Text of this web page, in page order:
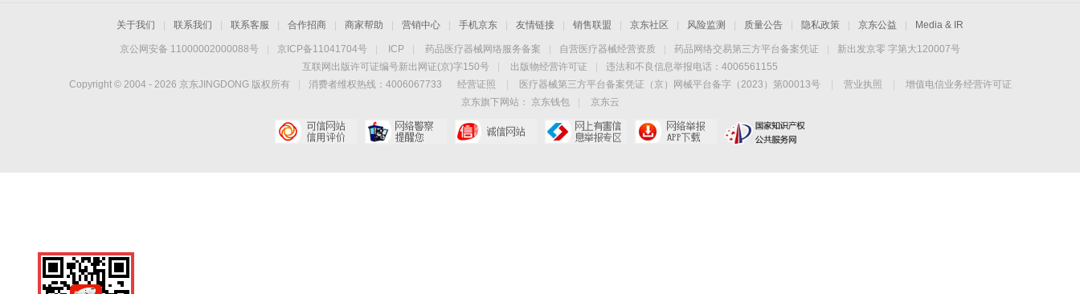
关于我们 联系我们 联系客服 合作招商 商家帮助 营销中心 手机京东 友情链接 销售联盟 京东社区 风险监测 质量公告 隐私政策 京东公益 Media & IR
京公网安备 11000002000088号 京ICP备11041704号 ICP 药品医疗器械网络服务备案 自营医疗器械经营资质 药品网络交易第三方平台备案凭证
新出发京零 字第大120007号
互联网出版许可证编号新出网证(京)字150号
出版物经营许可证
违法和不良信息举报电话：4006561155
Copyright © 2004 - 2026 京东JINGDONG 版权所有 消费者维权热线：4006067733 经营证照 医疗器械第三方平台备案凭证（京）网械平台备字（2023）第00013号 营业执照
增值电信业务经营许可证
京东旗下网站：
京东钱包 京东云